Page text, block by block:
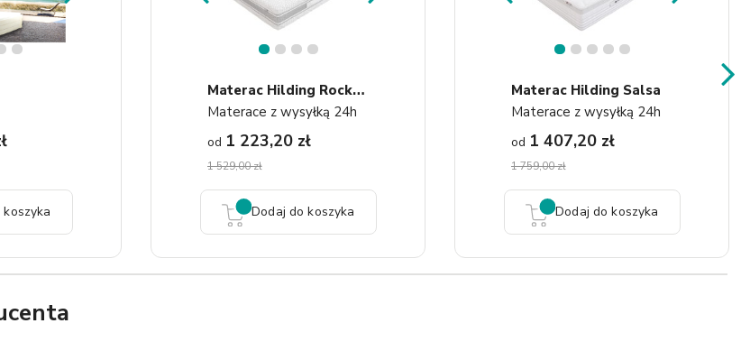
M
Aterac Hilding Rock&Roll
Materace z wysyłką 24h
od 1 223,20 zł
1 529,00 zł
Dodaj do koszyka
Materac Hilding Salsa
Materace z wysyłką 24h
od 1 407,20 zł
1 759,00 zł
Dodaj do koszyka